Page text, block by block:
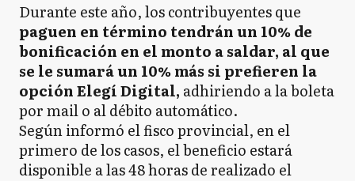
Durante este año, los contribuyentes que
paguen en término tendrán un 10% de
bonificación en el monto a saldar, al que
se le sumará un 10% más si prefieren la
opción Elegí Digital, adhiriendo a la boleta
por mail o al débito automático.
Según informó el fisco provincial, en el
primero de los casos, el beneficio estará
disponible a las 48 horas de realizado el